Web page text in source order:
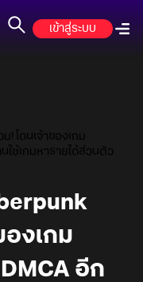
เข้าสู่ระบบ
! โดนเจ้าของเกม
ใช้เกมหารายได้ส่วนตัว
องเกม
อีก